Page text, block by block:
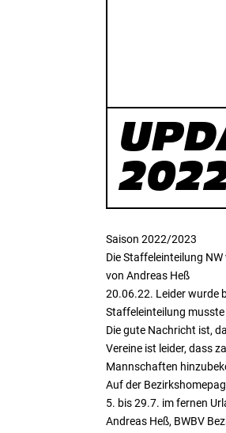
Saison 2022/2023
Die Staffeleinteilung
von Andreas Heß
20.06.22. Leider wurde
Staffeleinteilung
Die gute Nachricht ist,
Vereine ist leider, dass
Mannschaften
Auf der
5. bis 29.7. im fernen
Andreas Heß, BWBV